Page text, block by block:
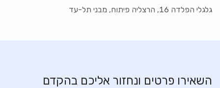
גלגלי הפלדה 16, הרצליה פיתוח, מבני תל-עד
השאירו פרטים ונחזור אליכם בהקדם